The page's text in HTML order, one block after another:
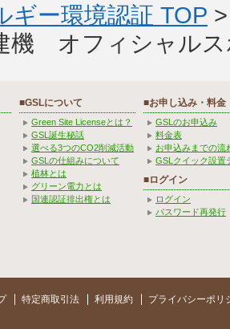
ギー環境認証 TOP
機 オフィシャルス
■GSLについて
Green Site Licenseとは？
GSL誕生秘話
選べる3つのCO2削減活動
GSLの仕組みについて
植林とは
グリーン電力とは
国連認証排出権とは
■お申し込み・料金
GSLのお申込み
料金表
お申込みまでの流
GSLクイック設置
■ログイン
ログイン
パスワード再発行
特定商取引法 利用規約 プライバシーポリ